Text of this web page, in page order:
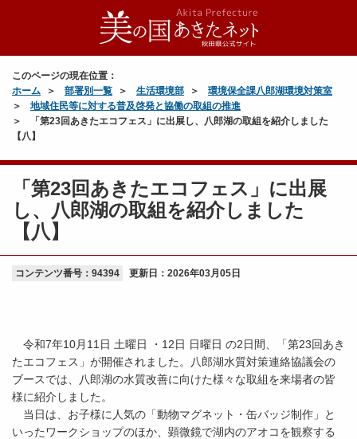
このページの現在位置：
ホーム
部署別一覧 生活環境部
環境保全課八郎湖環境対策室
地域住民等に対する普及啓発と協働の取組の推進
「第23回あきたエコフェス」に出展し、八郎湖の取組を紹介しました
【八】
「第23回あきたエコフェス」に出展
し、八郎湖の取組を紹介しました
【八】
コンテンツ番号：94394 更新日： 2026年03月05日
令和7年10月11日 土曜日 ・12日 日曜日 の2日間、「第23回あき
たエコフェス」が開催されました。八郎湖水質対策連絡協議会の
ブースでは、八郎湖の水質改善に向けた様々な取組を来場者の皆
様に紹介しました。
当日は、お子様に人気の「動物マグネット・缶バッジ制作」と
いったワークショップのほか、顕微鏡で湖内のアオコを観察する